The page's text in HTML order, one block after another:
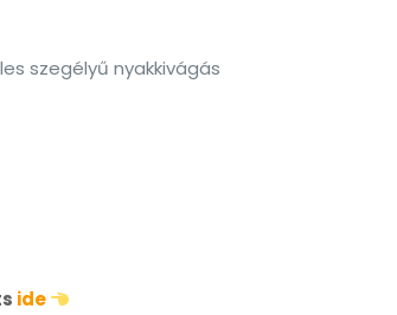
szegélyű nyakkivágás
ide